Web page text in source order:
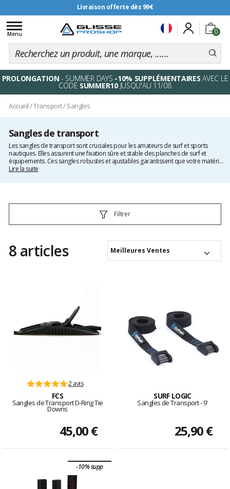
Livraison offerte dès 99€
0
Toggle
navigation
Menu
PROLONGATION - SUMMER DAYS -10% SUPPLÉMENTAIRES AVEC LE
CODE SUMMER10JUSQU'AU 11/08
Accueil/Transport/Sangles
Sangles de transport
Les sangles de transport sont cruciales pour les amateurs de surf et sports
nautiques. Elles assurent une fixation sûre et stable des planches de surf et
équipements. Ces sangles robustes et ajustables garantissent que votre matériel
arrive à destination en toute sécurité. Retrouvez notre sélection parmi des
Lire la suite
Filtrer
8 articles Meilleures Ventes
2 avis
FCS
Sangles de Transport D-Ring Tie
Downs
45,00 €
SURF LOGIC
Sangles de Transport - 9'
25,90 €
-10% supp